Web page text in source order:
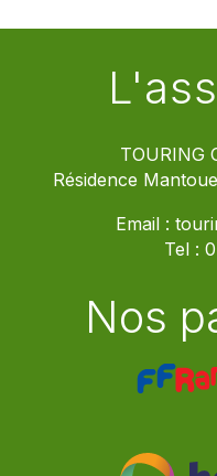
TOURING
Résidence
Email :
Tel :
Nos